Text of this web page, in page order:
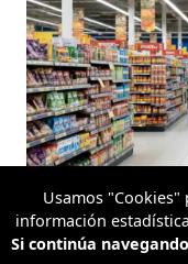
Usamos
información
Si continúa